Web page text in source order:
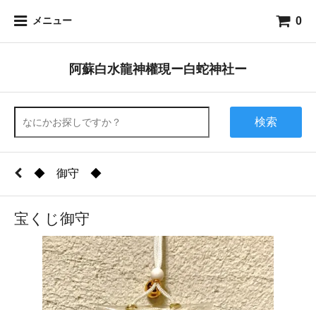
メニュー 0
阿蘇白水龍神權現ー白蛇神社ー
検索
◆ 御守 ◆
宝くじ御守